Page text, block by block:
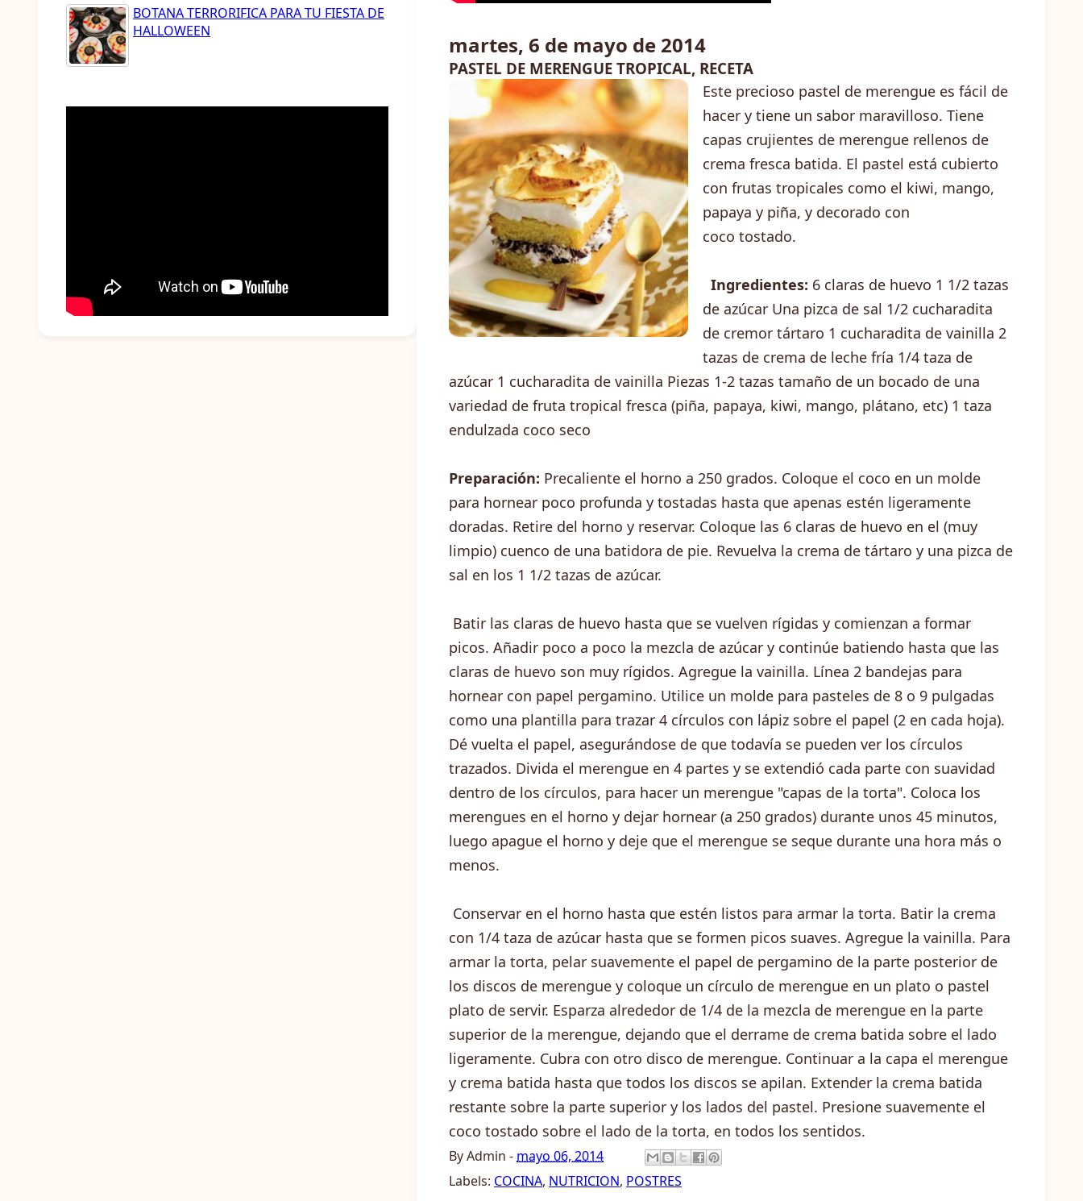
BOTANA TERRORIFICA PARA TU FIESTA DE
HALLOWEEN
martes, 6 de mayo de 2014
PASTEL DE MERENGUE TROPICAL, RECETA
Este precioso pastel de merengue es fácil de
hacer y tiene un sabor maravilloso. Tiene
capas crujientes de merengue rellenos de
crema fresca batida. El pastel está cubierto
con frutas tropicales como el kiwi, mango,
papaya y piña, y decorado con
coco tostado.
Ingredientes: 6 claras de huevo 1 1/2 tazas
de azúcar Una pizca de sal 1/2 cucharadita
de cremor tártaro 1 cucharadita de vainilla 2
tazas de crema de leche fría 1/4 taza de
azúcar 1 cucharadita de vainilla Piezas 1-2 tazas tamaño de un bocado de una
variedad de fruta tropical fresca (piña, papaya, kiwi, mango, plátano, etc) 1 taza
endulzada coco seco
Preparación: Precaliente el horno a 250 grados. Coloque el coco en un molde
para hornear poco profunda y tostadas hasta que apenas estén ligeramente
doradas. Retire del horno y reservar. Coloque las 6 claras de huevo en el (muy
limpio) cuenco de una batidora de pie. Revuelva la crema de tártaro y una pizca de
sal en los 1 1/2 tazas de azúcar.
Batir las claras de huevo hasta que se vuelven rígidas y comienzan a formar
picos. Añadir poco a poco la mezcla de azúcar y continúe batiendo hasta que las
claras de huevo son muy rígidos. Agregue la vainilla. Línea 2 bandejas para
hornear con papel pergamino. Utilice un molde para pasteles de 8 o 9 pulgadas
como una plantilla para trazar 4 círculos con lápiz sobre el papel (2 en cada hoja).
Dé vuelta el papel, asegurándose de que todavía se pueden ver los círculos
trazados. Divida el merengue en 4 partes y se extendió cada parte con suavidad
dentro de los círculos, para hacer un merengue "capas de la torta". Coloca los
merengues en el horno y dejar hornear (a 250 grados) durante unos 45 minutos,
luego apague el horno y deje que el merengue se seque durante una hora más o
menos.
Conservar en el horno hasta que estén listos para armar la torta. Batir la crema
con 1/4 taza de azúcar hasta que se formen picos suaves. Agregue la vainilla. Para
armar la torta, pelar suavemente el papel de pergamino de la parte posterior de
los discos de merengue y coloque un círculo de merengue en un plato o pastel
plato de servir. Esparza alrededor de 1/4 de la mezcla de merengue en la parte
superior de la merengue, dejando que el derrame de crema batida sobre el lado
ligeramente. Cubra con otro disco de merengue. Continuar a la capa el merengue
y crema batida hasta que todos los discos se apilan. Extender la crema batida
restante sobre la parte superior y los lados del pastel. Presione suavemente el
coco tostado sobre el lado de la torta, en todos los sentidos.
ByAdmin - mayo 06, 2014
Labels: COCINA, NUTRICION, POSTRES